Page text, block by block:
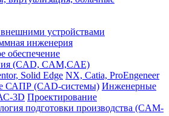
устройствами
инженерия
обеспечение
(CAD, CAM,CAE)
Solid Edge NX, Catia, ProEngeneer
САПР (CAD-системы) Инженерные
3D Проектирование
подготовки производства (CAM-